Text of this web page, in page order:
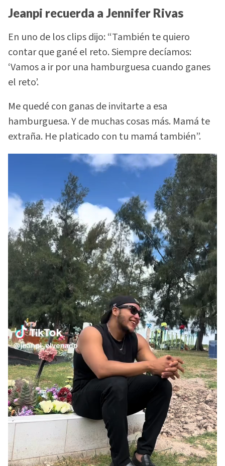
Jeanpi recuerda a Jennifer Rivas
En uno de los clips dijo: “También te quiero
contar que gané el reto. Siempre decíamos:
‘Vamos a ir por una hamburguesa cuando ganes
el reto’.
Me quedé con ganas de invitarte a esa
hamburguesa. Y de muchas cosas más. Mamá te
extraña. He platicado con tu mamá también”.